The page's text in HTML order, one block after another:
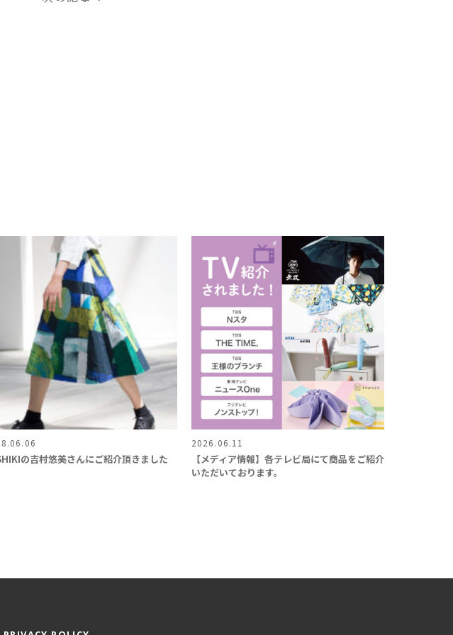
の吉村悠美さんにご紹介頂きました
2026.06.11
【メディア情報】各テレビ局にて商品をご紹介
いただいております。